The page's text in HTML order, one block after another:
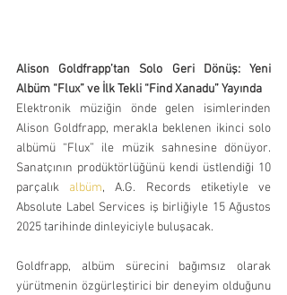
Alison Goldfrapp’tan Solo Geri Dönüş: Yeni
Albüm “Flux” ve İlk Tekli “Find Xanadu” Yayında
Elektronik müziğin önde gelen isimlerinden
Alison Goldfrapp, merakla beklenen ikinci solo
albümü “Flux” ile müzik sahnesine dönüyor.
Sanatçının prodüktörlüğünü kendi üstlendiği 10
parçalık albüm, A.G. Records etiketiyle ve
Absolute Label Services iş birliğiyle 15 Ağustos
2025 tarihinde dinleyiciyle buluşacak.
Goldfrapp, albüm sürecini bağımsız olarak
yürütmenin özgürleştirici bir deneyim olduğunu